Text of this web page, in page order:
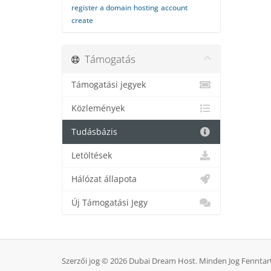
register a domain hosting account
create
Támogatás
Támogatási jegyek
Közlemények
Tudásbázis
Letöltések
Hálózat állapota
Új Támogatási Jegy
Szerzői jog © 2026 Dubai Dream Host. Minden Jog